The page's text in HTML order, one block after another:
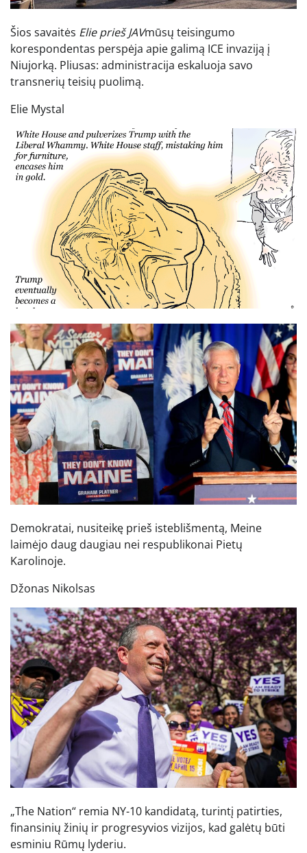
Šios savaitės Elie prieš JAVmūsų teisingumo
korespondentas perspėja apie galimą ICE invaziją į
Niujorką. Pliusas: administracija eskaluoja savo
transnerių teisių puolimą.
Elie Mystal
Demokratai, nusiteikę prieš isteblišmentą, Meine
laimėjo daug daugiau nei respublikonai Pietų
Karolinoje.
Džonas Nikolsas
„The Nation“ remia NY-10 kandidatą, turintį patirties,
finansinių žinių ir progresyvios vizijos, kad galėtų būti
esminiu Rūmų lyderiu.